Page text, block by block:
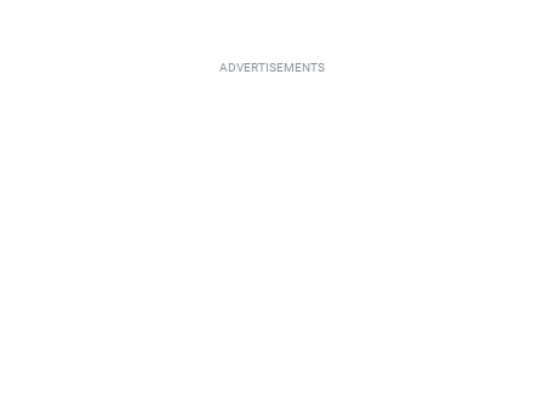
ADVERTISEMENTS